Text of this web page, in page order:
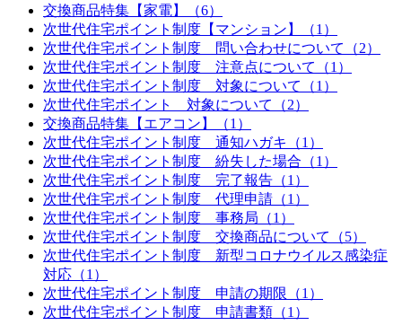
交換商品特集【家電】（6）
次世代住宅ポイント制度【マンション】（1）
次世代住宅ポイント制度 問い合わせについて（2）
次世代住宅ポイント制度 注意点について（1）
次世代住宅ポイント制度 対象について（1）
次世代住宅ポイント 対象について（2）
交換商品特集【エアコン】（1）
次世代住宅ポイント制度 通知ハガキ（1）
次世代住宅ポイント制度 紛失した場合（1）
次世代住宅ポイント制度 完了報告（1）
次世代住宅ポイント制度 代理申請（1）
次世代住宅ポイント制度 事務局（1）
次世代住宅ポイント制度 交換商品について（5）
次世代住宅ポイント制度 新型コロナウイルス感染症
対応（1）
次世代住宅ポイント制度 申請の期限（1）
次世代住宅ポイント制度 申請書類（1）